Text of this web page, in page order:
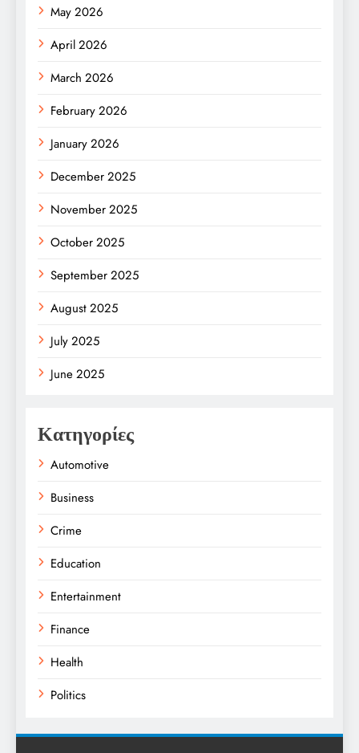
May 2026
April 2026
March 2026
February 2026
January 2026
December 2025
November 2025
October 2025
September 2025
August 2025
July 2025
June 2025
Κατηγορίες
Automotive
Business
Crime
Education
Entertainment
Finance
Health
Politics